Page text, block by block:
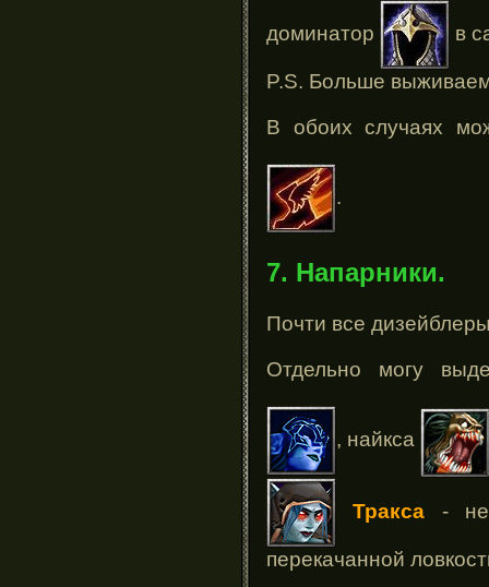
доминатор в
P.S. Больше
В обоих случаях
.
7. Напарники.
Почти все
Отдельно могу
, найкса
Тракса -
перекачанной